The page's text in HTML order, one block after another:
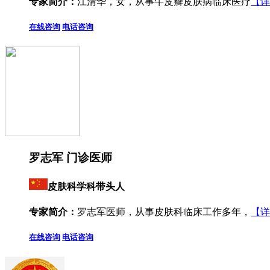
在线咨询 电话咨询
罗志军 门诊医师
皮肤科学科带头人
专家简介： 罗志军医师，从事皮肤科临床工作多年， 【
在线咨询 电话咨询